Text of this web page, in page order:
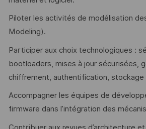
Piloter les activités de modélisation
Modeling).
Participer aux choix technologiques :
bootloaders, mises à jour sécurisées,
chiffrement, authentification, stockage
Accompagner les équipes de
firmware dans l’intégration des